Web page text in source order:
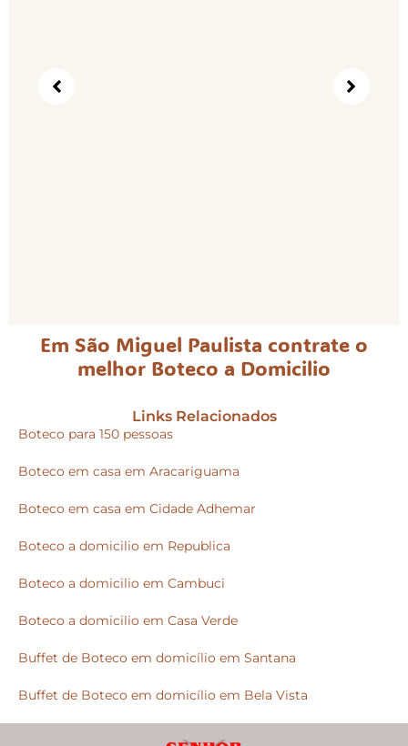
Em São Miguel Paulista contrate o
melhor Boteco a Domicilio
Links Relacionados
Boteco para 150 pessoas
Boteco em casa em Aracariguama
Boteco em casa em Cidade Adhemar
Boteco a domicilio em Republica
Boteco a domicilio em Cambuci
Boteco a domicilio em Casa Verde
Buffet de Boteco em domicílio em Santana
Buffet de Boteco em domicílio em Bela Vista